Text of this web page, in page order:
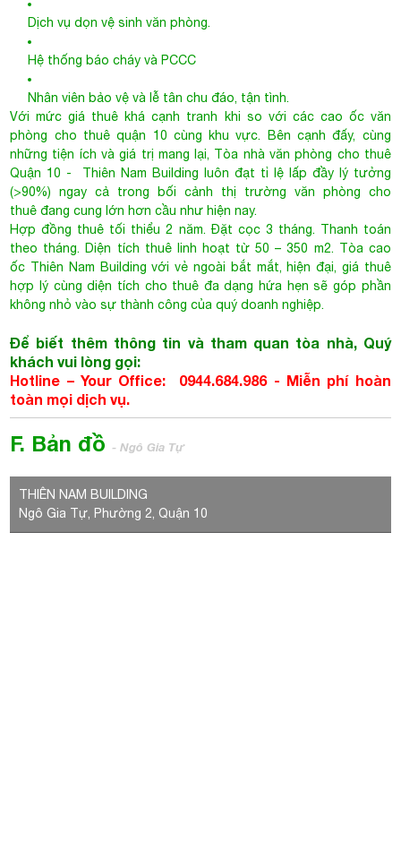
Quận 10
(>90%) ngay cả trong bối cảnh thị trường văn phòng cho
thuê đang cung lớn hơn cầu như hiện nay.
Hợp đồng thuê tối thiểu 2 năm. Đặt cọc 3 tháng. Thanh toán
theo tháng. Diện tích thuê linh hoạt từ 50 – 350 m2. Tòa cao
ốc Thiên Nam Building với vẻ ngoài bắt mắt, hiện đại, giá thuê
hợp lý cùng diện tích cho thuê đa dạng hứa hẹn sẽ góp phần
không nhỏ vào sự thành công của quý doanh nghiệp.
Để biết thêm thông tin và tham quan tòa nhà, Quý
khách vui lòng gọi:
Hotline – Your Office: 0944.684.986 - Miễn phí hoàn
toàn mọi dịch vụ.
F. Bản đồ - Ngô Gia Tự
THIÊN NAM BUILDING
Ngô Gia Tự, Phường 2, Quận 10